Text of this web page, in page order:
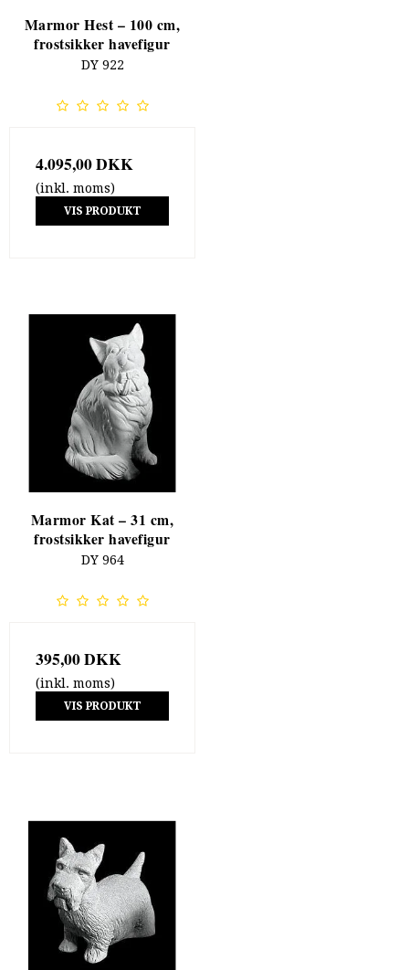
Marmor Hest – 100 cm,
frostsikker havefigur
DY 922
4.095,00 DKK
(inkl. moms)
VIS PRODUKT
Marmor Kat – 31 cm,
frostsikker havefigur
DY 964
395,00 DKK
(inkl. moms)
VIS PRODUKT